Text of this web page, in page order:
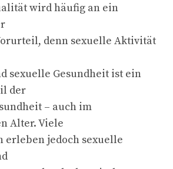
wird häufig an ein
denn sexuelle Aktivität
sexuelle Gesundheit ist ein
der
– auch im
Alter. Viele
erleben jedoch sexuelle